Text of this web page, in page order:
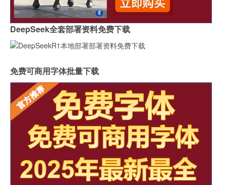
DeepSeek全套部署资料免费下载
免费可商用字体批量下载